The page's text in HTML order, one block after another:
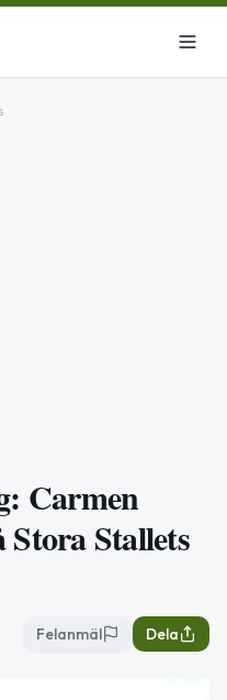
Carmen
Stallets
Felanmäl Dela